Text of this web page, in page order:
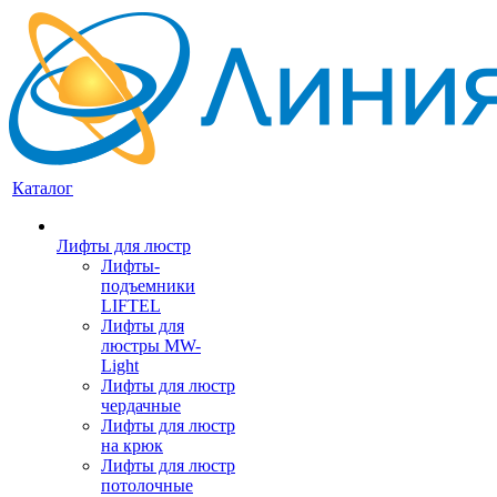
Каталог
Лифты для люстр
Лифты-
подъемники
LIFTEL
Лифты для
люстры MW-
Light
Лифты для люстр
чердачные
Лифты для люстр
на крюк
Лифты для люстр
потолочные